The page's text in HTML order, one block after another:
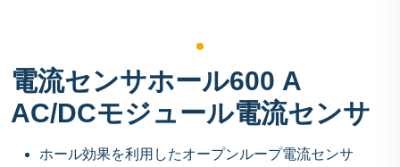
電流センサホール600 A
AC/DCモジュール電流センサ
ホール効果を利用したオープンループ電流センサ